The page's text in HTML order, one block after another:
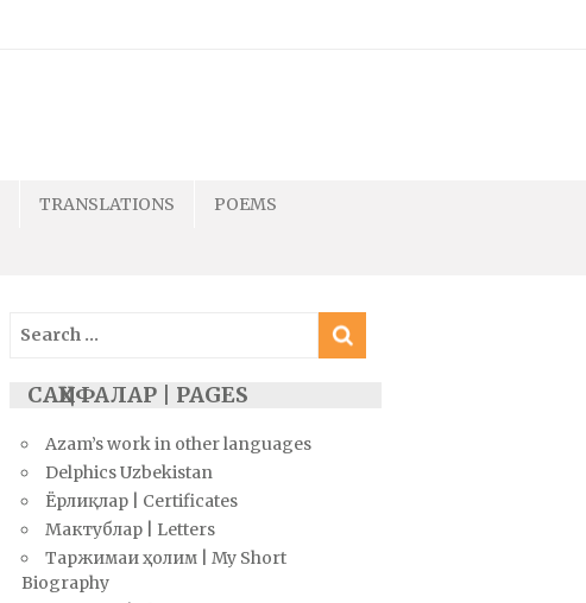
TRANSLATIONS POEMS
Search
for:
САҲИФАЛАР | PAGES
Azam’s work in other languages
Delphics Uzbekistan
Ёрлиқлар | Certificates
Мактублар | Letters
Таржимаи ҳолим | My Short
Biography